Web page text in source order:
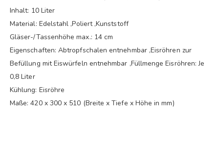
Inhalt: 10 Liter
Material: Edelstahl ,Poliert ,Kunststoff
Gläser-/Tassenhöhe max.: 14 cm
Eigenschaften: Abtropfschalen entnehmbar ,Eisröhren zur
Befüllung mit Eiswürfeln entnehmbar ,Füllmenge Eisröhren: Je
0,8 Liter
Kühlung: Eisröhre
Maße: 420 x 300 x 510 (Breite x Tiefe x Höhe in mm)